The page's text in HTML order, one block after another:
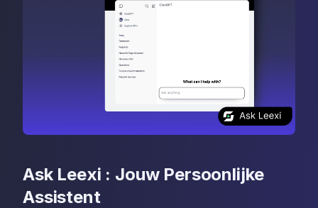
Ask Leexi : Jouw Persoonlijke
Assistent